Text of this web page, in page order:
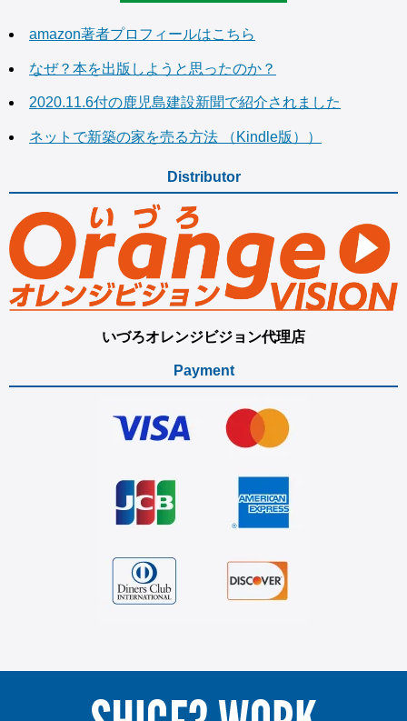
amazon著者プロフィールはこちら
なぜ？本を出版しようと思ったのか？
2020.11.6付の鹿児島建設新聞で紹介されました
ネットで新築の家を売る方法 （Kindle版））
Distributor
いづろオレンジビジョン代理店
Payment